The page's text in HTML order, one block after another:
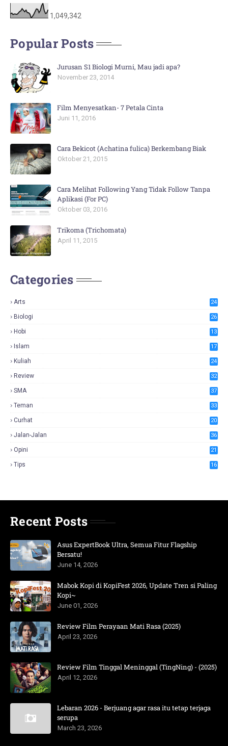
1,049,342
Popular Posts
Jurusan S1 Biologi Murni, Mau jadi apa?
November 23, 2014
Film Menyesatkan- 7 Petala Cinta
Juni 11, 2016
Cara Bekicot (Achatina fulica) Berkembang Biak
Oktober 21, 2015
Cara Melihat Following Yang Tidak Follow Tanpa
Aplikasi (For PC)
Oktober 03, 2016
Trikoma (Trichomata)
April 11, 2015
Categories
Arts 24
Biologi 26
Hobi 13
Islam 17
Kuliah 24
Review 32
SMA 37
Teman 33
Curhat 20
Jalan-Jalan 36
Opini 21
Tips 16
Recent Posts
Asus ExpertBook Ultra, Semua Fitur Flagship
Bersatu!
June 14, 2026
Mabok Kopi di KopiFest 2026, Update Tren si Paling
Kopi~
June 01, 2026
Review Film Perayaan Mati Rasa (2025)
April 23, 2026
Review Film Tinggal Meninggal (TingNing) - (2025)
April 12, 2026
Lebaran 2026 - Berjuang agar rasa itu tetap terjaga
serupa
March 23, 2026